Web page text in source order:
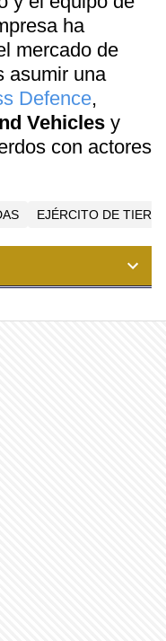
ha
mercado de
asumir una
Defence,
Vehicles y
con actores
EJÉRCITO DE